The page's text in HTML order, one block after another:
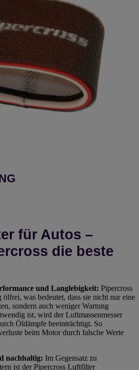
für Autos –
die beste
und Langlebigkeit: Pipercross
was bedeutet, dass sie nicht nur eine
sondern auch weniger Wartung
ist, wird der Luftmassenmesser
Öldämpfe beeinträchtigt. So
beim Motor durch falsche Werte
nachhaltig: Im Gegensatz zu
ist der Pipercross Luftfilter